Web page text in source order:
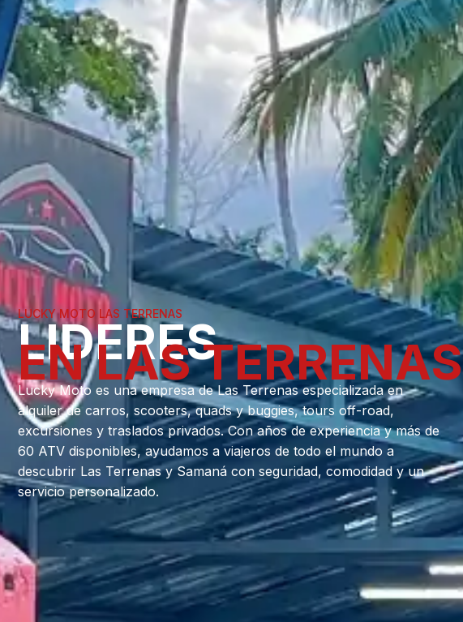
LUCKY MOTO LAS TERRENAS
LIDERES
EN LAS TERRENAS
Lucky Moto es una empresa de Las Terrenas especializada en
alquiler de carros, scooters, quads y buggies, tours off-road,
excursiones y traslados privados. Con años de experiencia y más de
60 ATV disponibles, ayudamos a viajeros de todo el mundo a
descubrir Las Terrenas y Samaná con seguridad, comodidad y un
servicio personalizado.